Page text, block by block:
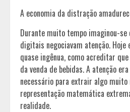
A economia da distração
Durante muito tempo imaginou-se
digitais negociavam atenção. Hoje
quase ingênua, como acreditar
da venda de bebidas. A atenção
necessário para extrair algo muito
representação matemática
realidade.